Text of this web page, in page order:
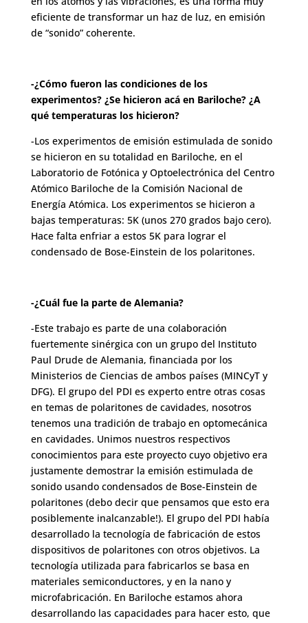
eficiente de transformar un haz de luz, en emisión
de “sonido” coherente.
-¿Cómo fueron las condiciones de los
experimentos? ¿Se hicieron acá en Bariloche? ¿A
qué temperaturas los hicieron?
-Los experimentos de emisión estimulada de sonido
se hicieron en su totalidad en Bariloche, en el
Laboratorio de Fotónica y Optoelectrónica del Centro
Atómico Bariloche de la Comisión Nacional de
Energía Atómica. Los experimentos se hicieron a
bajas temperaturas: 5K (unos 270 grados bajo cero).
Hace falta enfriar a estos 5K para lograr el
condensado de Bose-Einstein de los polaritones.
-¿Cuál fue la parte de Alemania?
-Este trabajo es parte de una colaboración
fuertemente sinérgica con un grupo del Instituto
Paul Drude de Alemania, financiada por los
Ministerios de Ciencias de ambos países (MINCyT y
DFG). El grupo del PDI es experto entre otras cosas
en temas de polaritones de cavidades, nosotros
tenemos una tradición de trabajo en optomecánica
en cavidades. Unimos nuestros respectivos
conocimientos para este proyecto cuyo objetivo era
justamente demostrar la emisión estimulada de
sonido usando condensados de Bose-Einstein de
polaritones (debo decir que pensamos que esto era
posiblemente inalcanzable!). El grupo del PDI había
desarrollado la tecnología de fabricación de estos
dispositivos de polaritones con otros objetivos. La
tecnología utilizada para fabricarlos se basa en
materiales semiconductores, y en la nano y
microfabricación. En Bariloche estamos ahora
desarrollando las capacidades para hacer esto, que